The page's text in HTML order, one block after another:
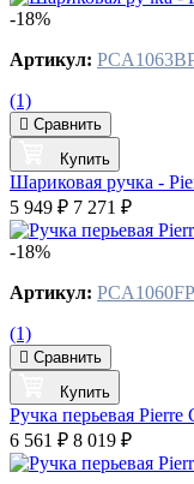
-18%
Артикул:
(1)
Сравнить
Купить
Шариковая ручка -
5 949 ₽ 7 271 ₽
-18%
Артикул: PCA1060FP
(1)
Сравнить
Купить
Ручка перьевая Pierre
6 561 ₽ 8 019 ₽